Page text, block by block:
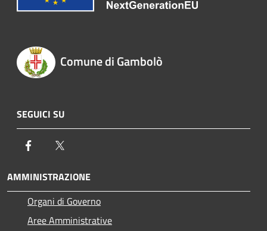
Comune di Gambolò
SEGUICI SU
Facebook
AMMINISTRAZIONE
Organi di Governo
Aree Amministrative